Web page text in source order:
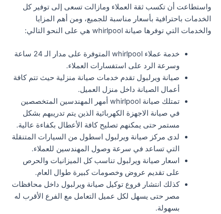
واستطاعت أن تكسب ثقة العملاء ومازالت تسعى إلى توفير كل
الخدمات باحترافية بأسعار مناسبة للجميع، ومن أهم المزايا
والخدمات التي توفرها صيانة whirlpool هي على النحو التالي:
خدمة عملاء whirlpool المتوفرة على مدار الـ 24 ساعة
وسرعة الرد على استفسارات العملاء.
صيانة ويرلبول تقدم خدمات صيانة منزلية حيث تتم كافة
أعمال الصيانة داخل منزل العميل.
تمتلك صيانة whirlpool أمهر المهندسين المتخصصين
في صيانة الاجهزة الكهربائية الذين يتم تدريبهم بشكل
مستمر حتى يمكنهم تصليح كافة الأعطال بكفاءة عالية.
لدى مركز صيانة ويرلبول اسطول من السيارات المتنقلة
التي تساعد في سرعة وصول المهندسين للعملاء.
اسعار صيانة ويرلبول تناسب كل الميزانيات والحرص
على تقديم عروض وخصومات كبيرة طوال العام.
كذلك انتشار فروع توكيل صيانة ويرلبول داخل محافظات
مصر حتى يسهل لكل عميل التعامل مع الفرع الأقرب له
بسهولة.